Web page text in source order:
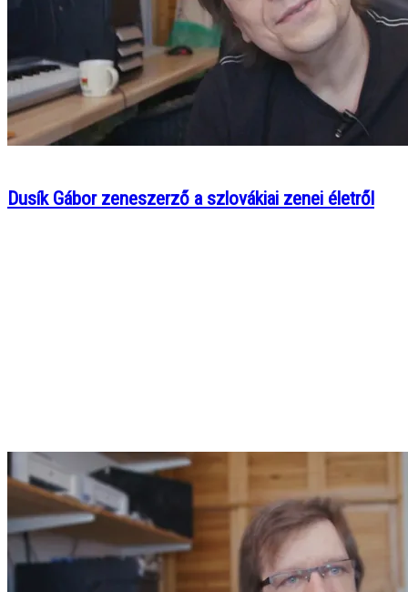
Dusík Gábor zeneszerző a szlovákiai zenei életről